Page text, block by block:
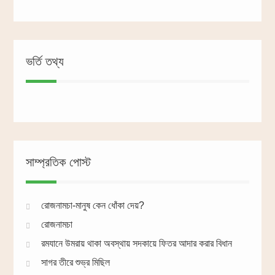
ভর্তি তথ্য
সাম্প্রতিক পোস্ট
রোজনামচা-মানুষ কেন ধোঁকা দেয়?
রোজনামচা
রমযানে উমরায় থাকা অবস্থায় সদকায়ে ফিতর আদার করার বিধান
সাগর তীরে শুভ্র মিছিল